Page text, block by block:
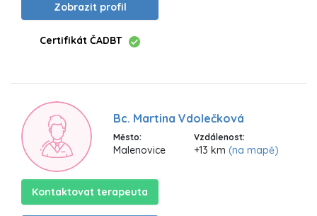
Zobrazit profil
Certifikát ČADBT
Bc. Martina Vdolečková
Město:
Malenovice
Vzdálenost:
+13 km (na mapě)
Kontaktovat terapeuta